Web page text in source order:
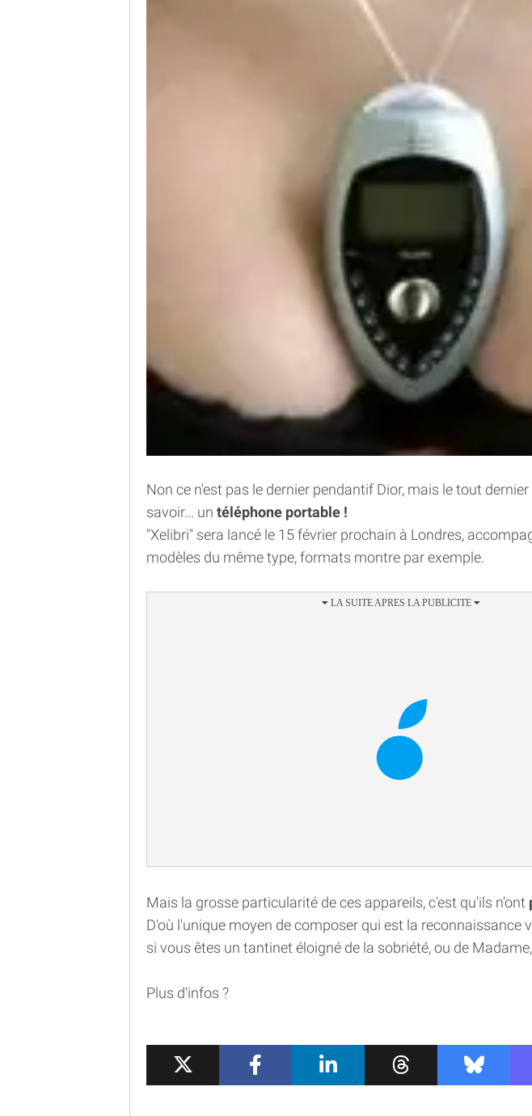
Non ce n'est pas le dernier pendantif Dior, mais le tout dernier
savoir... un téléphone portable !
"Xelibri" sera lancé le 15 février prochain à Londres,
modèles du même type, formats montre par exemple.
Mais la grosse particularité de ces appareils, c'est qu'ils n'ont
D'où l'unique moyen de composer qui est la reconnaissance
si vous êtes un tantinet éloigné de la sobriété, ou de
Plus d'infos ?